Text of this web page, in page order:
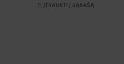
ĮTRAUKTI Į SĄRAŠĄ